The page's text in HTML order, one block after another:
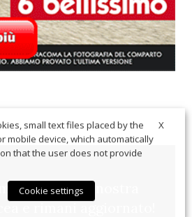
la nostra
e rimani aggiornato!
X
small text files placed by the
mobile device, which automatically
that the user does not provide
Cookie settings